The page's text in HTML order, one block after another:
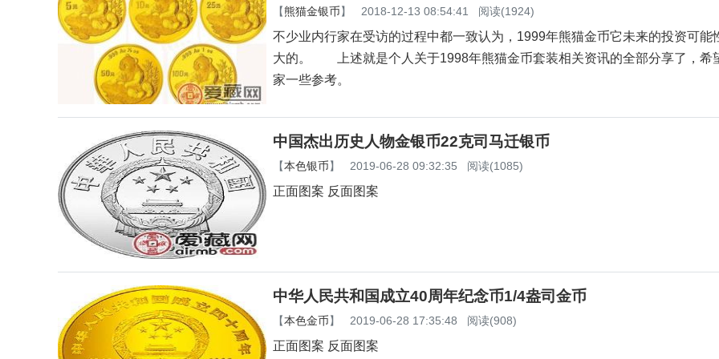
【熊猫金银币】 2018-12-13 08:54:41 阅读(1924)
不少业内行家在受访的过程中都一致认为，1999年熊猫金币它未来的投资可能
大的。 上述就是个人关于1998年熊猫金币套装相关资讯的全部分享了，希
家一些参考。
中国杰出历史人物金银币22克司马迁银币
【本色银币】 2019-06-28 09:32:35 阅读(1085)
正面图案 反面图案
中华人民共和国成立40周年纪念币1/4盎司金币
【本色金币】 2019-06-28 17:35:48 阅读(908)
正面图案 反面图案